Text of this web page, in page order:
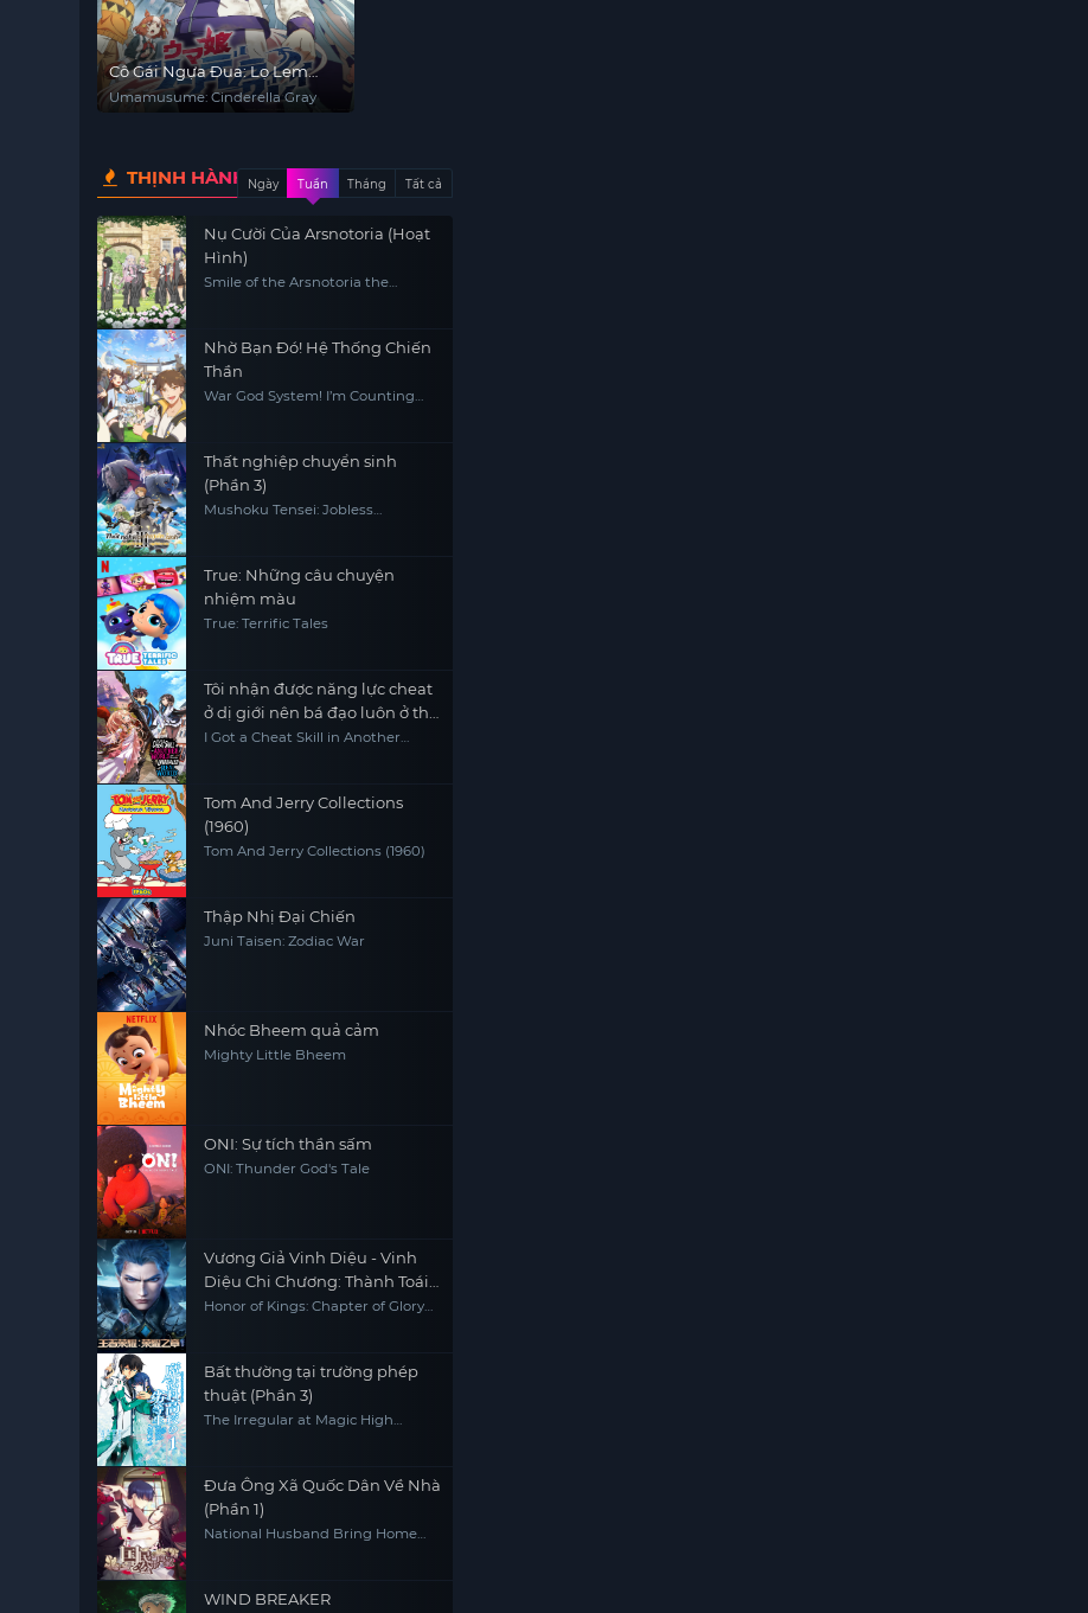
Cô Gái Ngựa Đua: Lọ Lem
Xám
Umamusume: Cinderella Gray
THỊNH HÀNHNgày Tuần Tháng Tất cả
Nụ Cười Của Arsnotoria (Hoạt
Hình)
Smile of the Arsnotoria the
Nhờ Bạn Đó! Hệ Thống Chiến
Thần
War God System! I’m Counting
Thất nghiệp chuyển sinh
(Phần 3)
Mushoku Tensei: Jobless
True: Những câu chuyện
nhiệm màu
True: Terrific Tales
Tôi nhận được năng lực cheat
ở dị giới nên bá đạo luôn ở thế
giới thực
I Got a Cheat Skill in Another
Tom And Jerry Collections
(1960)
Tom And Jerry Collections (1960)
Thập Nhị Đại Chiến
Juni Taisen: Zodiac War
Nhóc Bheem quả cảm
Mighty Little Bheem
ONI: Sự tích thần sấm
ONI: Thunder God's Tale
Vương Giả Vinh Diệu - Vinh
Diệu Chi Chương: Thành Toái
Nguyệt (Phần 2)
Honor of Kings: Chapter of Glory
Bất thường tại trường phép
thuật (Phần 3)
The Irregular at Magic High
Đưa Ông Xã Quốc Dân Về Nhà
(Phần 1)
National Husband Bring Home
WIND BREAKER